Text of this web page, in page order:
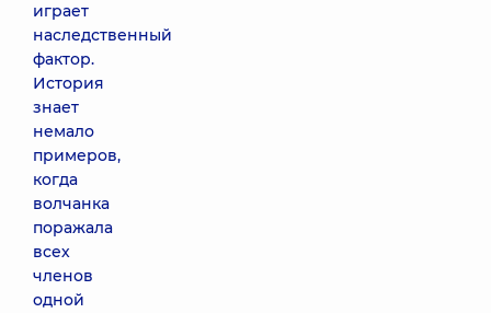
играет
наследственный
фактор.
История
знает
немало
примеров,
когда
волчанка
поражала
всех
членов
одной